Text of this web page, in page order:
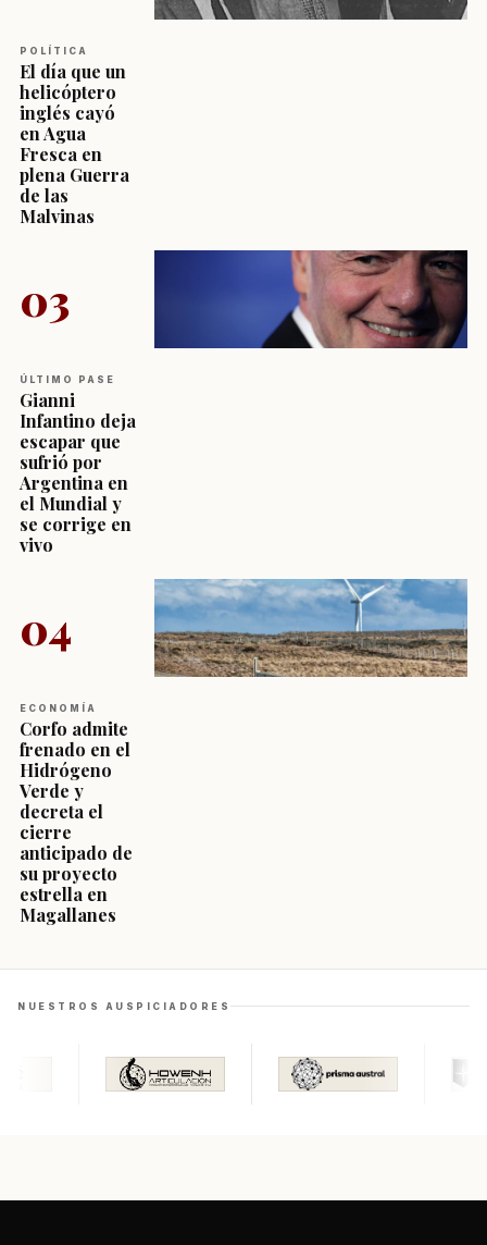
POLÍTICA
El día que un
helicóptero
inglés cayó
en Agua
Fresca en
plena Guerra
de las
Malvinas
03
ÚLTIMO PASE
Gianni
Infantino deja
escapar que
sufrió por
Argentina en
el Mundial y
se corrige en
vivo
04
ECONOMÍA
Corfo admite
frenado en el
Hidrógeno
Verde y
decreta el
cierre
anticipado de
su proyecto
estrella en
Magallanes
NUESTROS AUSPICIADORES